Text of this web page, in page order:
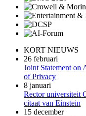
KORT NIEUWS
26 februari
Joint Statement on
of Privacy
8 januari
Rector universiteit
citaat van Einstein
15 december